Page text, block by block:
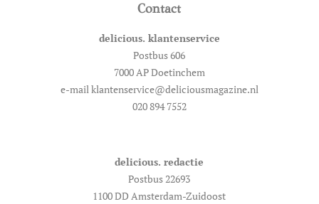
Contact
delicious. klantenservice
Postbus 606
7000 AP Doetinchem
e-mail klantenservice@deliciousmagazine.nl
020 894 7552
delicious. redactie
Postbus 22693
1100 DD Amsterdam-Zuidoost